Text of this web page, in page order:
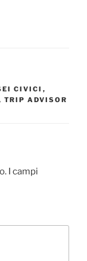
CIVICI ,
TRIP ADVISOR
I campi